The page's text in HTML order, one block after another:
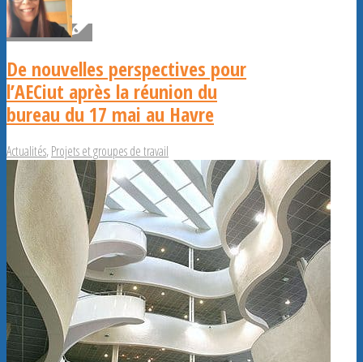
De nouvelles perspectives pour
l’AECiut après la réunion du
bureau du 17 mai au Havre
Actualités,Projets et groupes de travail